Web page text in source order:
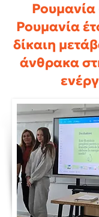
Ρουμανία
Ρουμανία
δίκαιη
άνθρακα